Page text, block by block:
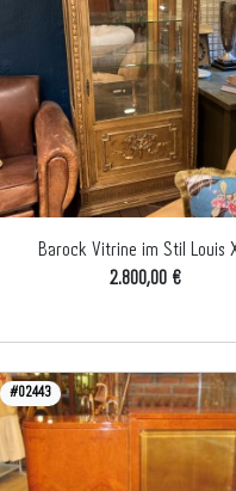
Barock Vitrine im Stil Louis
2.800,00 €
#02443